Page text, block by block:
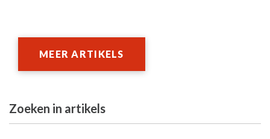
MEER ARTIKELS
Zoeken in artikels